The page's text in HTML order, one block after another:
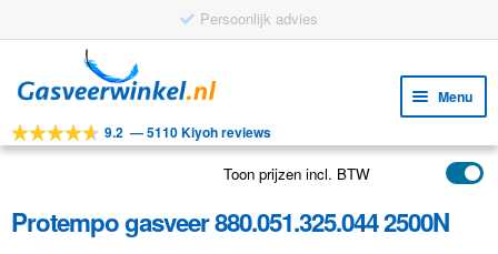
Persoonlijk advies
door
navigatie
naar
inhoud
Menu
Tools
Toepassingen
9.2 —5110 Kiyoh reviews
Toon prijzen incl. BTW
Protempo gasveer 880.051.325.044 2500N